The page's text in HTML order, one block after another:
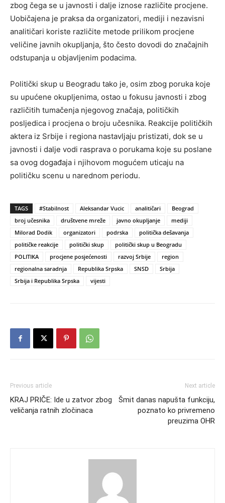
zbog čega se u javnosti i dalje iznose različite procjene.
Uobičajena je praksa da organizatori, mediji i nezavisni
analitičari koriste različite metode prilikom procjene
veličine javnih okupljanja, što često dovodi do značajnih
odstupanja u objavljenim podacima.
Politički skup u Beogradu tako je, osim zbog poruka koje
su upućene okupljenima, ostao u fokusu javnosti i zbog
različitih tumačenja njegovog značaja, političkih
posljedica i procjena o broju učesnika. Reakcije političkih
aktera iz Srbije i regiona nastavljaju pristizati, dok se u
javnosti i dalje vodi rasprava o porukama koje su poslane
sa ovog događaja i njihovom mogućem uticaju na
političku scenu u narednom periodu.
TAGS #Stabilnost Aleksandar Vucic analitičari
Beograd
broj učesnika
društvene mreže javno okupljanje
mediji
Milorad Dodik
organizatori podrska
politička dešavanja
političke reakcije
politički skup
politički skup u Beogradu
POLITIKA
procjene posjećenosti razvoj Srbije
region
regionalna saradnja
Republika Srpska SNSD
Srbija
Srbija i Republika Srpska
vijesti
Previous article
KRAJ PRIČE: Ide u zatvor zbog
veličanja ratnih zločinaca
Next article
Šmit danas napušta funkciju,
poznato ko privremeno
preuzima OHR